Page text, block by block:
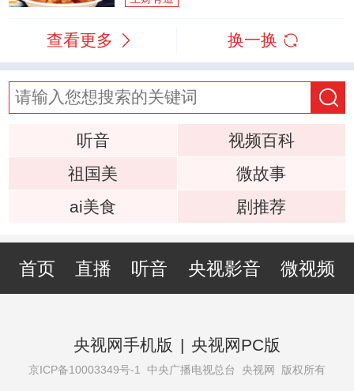
查看更多 换一换
听音
视频百科
祖国美
微故事
ai美食
剧推荐
首页 直播 听音 央视影音 微视频
央视网手机版 | 央视网PC版
京ICP备10003349号-1 中央广播电视总台 央视网 版权所有